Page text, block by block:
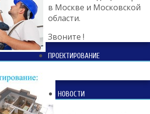
в Москве и Московской
области.
Звоните !
ПРОЕКТИРОВАНИЕ
НОВОСТИ